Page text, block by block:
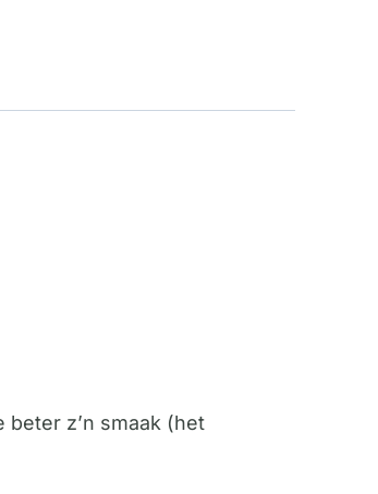
z’n smaak (het